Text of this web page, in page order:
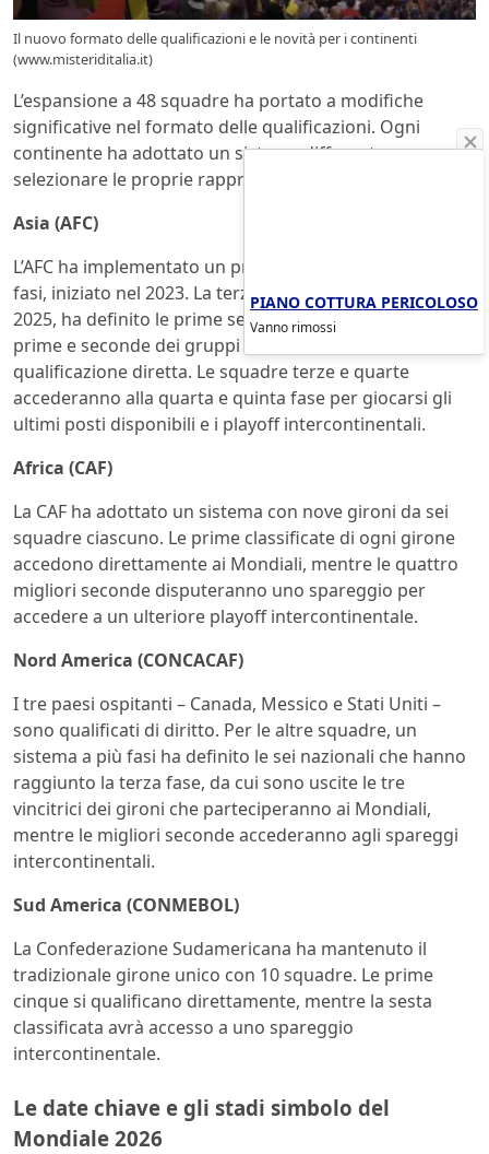
Il nuovo formato delle qualificazioni e le novità per i continenti
(www.misteriditalia.it)
L’espansione a 48 squadre ha portato a modifiche
significative nel formato delle qualificazioni. Ogni
continente ha adottato un sistema differente per
selezionare le proprie rappresentanti.
Asia (AFC)
L’AFC ha implementato un processo articolato in cinque
fasi, iniziato nel 2023. La terza fase, conclusasi a metà
2025, ha definito le prime sei qualificate, con le squadre
prime e seconde dei gruppi che hanno ottenuto la
qualificazione diretta. Le squadre terze e quarte
accederanno alla quarta e quinta fase per giocarsi gli
ultimi posti disponibili e i playoff intercontinentali.
Africa (CAF)
La CAF ha adottato un sistema con nove gironi da sei
squadre ciascuno. Le prime classificate di ogni girone
accedono direttamente ai Mondiali, mentre le quattro
migliori seconde disputeranno uno spareggio per
accedere a un ulteriore playoff intercontinentale.
Nord America (CONCACAF)
I tre paesi ospitanti – Canada, Messico e Stati Uniti –
sono qualificati di diritto. Per le altre squadre, un
sistema a più fasi ha definito le sei nazionali che hanno
raggiunto la terza fase, da cui sono uscite le tre
vincitrici dei gironi che parteciperanno ai Mondiali,
mentre le migliori seconde accederanno agli spareggi
intercontinentali.
Sud America (CONMEBOL)
La Confederazione Sudamericana ha mantenuto il
tradizionale girone unico con 10 squadre. Le prime
cinque si qualificano direttamente, mentre la sesta
classificata avrà accesso a uno spareggio
intercontinentale.
Le date chiave e gli stadi simbolo del
Mondiale 2026
PIANO COTTURA PERICOLOSO
Vanno rimossi